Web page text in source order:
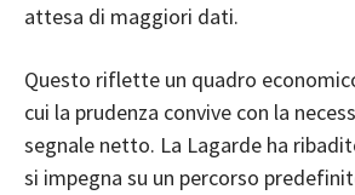
attesa di maggiori dati.
Questo riflette un quadro
cui la prudenza convive con la
segnale netto. La Lagarde ha
si impegna su un percorso